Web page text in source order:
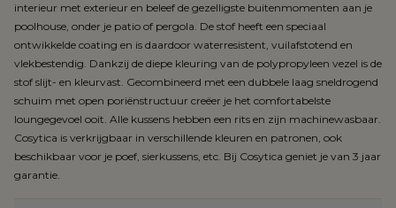
interieur met exterieur en beleef de gezelligste buitenmomenten aan je
poolhouse, onder je patio of pergola. De stof heeft een speciaal
ontwikkelde coating en is daardoor waterresistent, vuilafstotend en
vlekbestendig. Dankzij de diepe kleuring van de polypropyleen vezel is de
stof slijt- en kleurvast. Gecombineerd met een dubbele laag sneldrogend
schuim met open poriënstructuur creëer je het comfortabelste
loungegevoel ooit. Alle kussens hebben een rits en zijn machinewasbaar.
Cosytica is verkrijgbaar in verschillende kleuren en patronen, ook
beschikbaar voor je poef, sierkussens, etc. Bij Cosytica geniet je van 3 jaar
garantie.